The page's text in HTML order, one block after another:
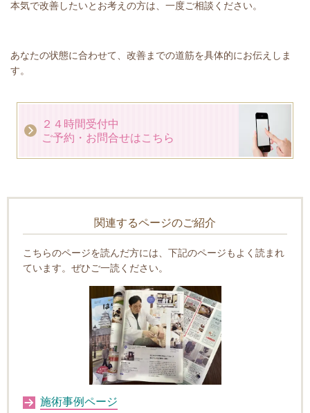
本気で改善したいとお考えの方は、一度ご相談ください。
あなたの状態に合わせて、改善までの道筋を具体的にお伝えしま
す。
２４時間受付中
ご予約・お問合せはこちら
関連するページのご紹介
こちらのページを読んだ方には、下記のページもよく読まれ
ています。ぜひご一読ください。
施術事例ページ